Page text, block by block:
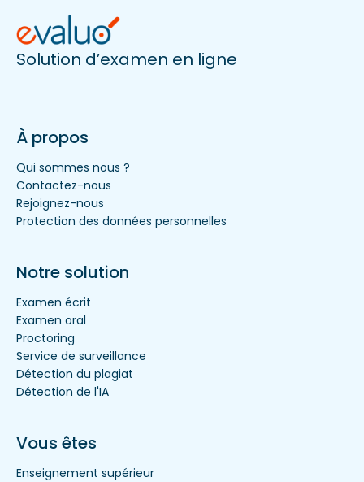
Solution d’examen en ligne
À propos
Qui sommes nous ?
Contactez-nous
Rejoignez-nous
Protection des données personnelles
Notre solution
Examen écrit
Examen oral
Proctoring
Service de surveillance
Détection du plagiat
Détection de l'IA
Vous êtes
Enseignement supérieur